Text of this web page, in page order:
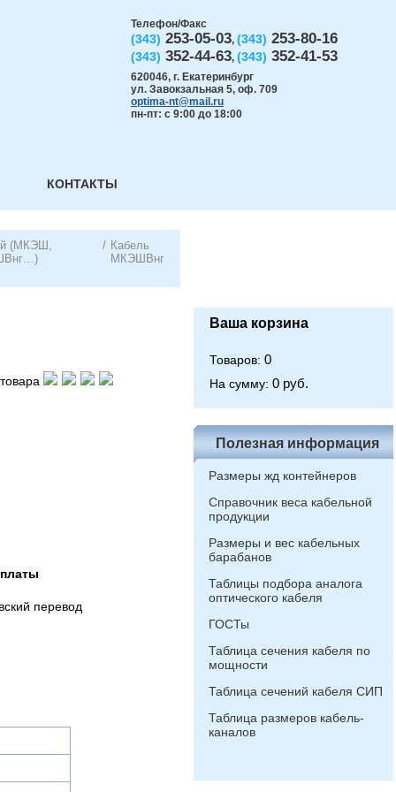
Телефон/Факс
(343) 253-05-03, (343) 253-80-16
(343) 352-44-63, (343) 352-41-53
620046, г. Екатеринбург
ул. Завокзальная 5, оф. 709
optima-nt@mail.ru
пн-пт: с 9:00 до 18:00
КОНТАКТЫ
(МКЭШ,
/ Кабель
МКЭШВнг
перевод
Ваша корзина
Товаров: 0
На сумму: 0 руб.
Полезная информация
Размеры жд контейнеров
Справочник веса кабельной
продукции
Размеры и вес кабельных
барабанов
Таблицы подбора аналога
оптического кабеля
ГОСТы
Таблица сечения кабеля по
мощности
Таблица сечений кабеля СИП
Таблица размеров кабель-
каналов